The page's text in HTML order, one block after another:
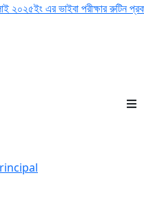
এর ভাইবা পরীক্ষার রুটিন প্রকাশ